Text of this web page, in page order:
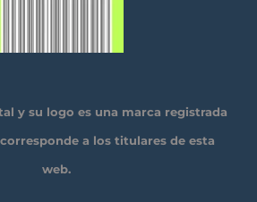
y su logo es una marca registrada
a los titulares de esta
web.